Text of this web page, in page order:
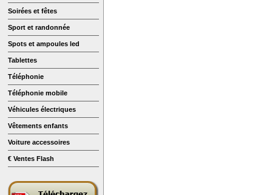
Soirées et fêtes
Sport et randonnée
Spots et ampoules led
Tablettes
Téléphonie
Téléphonie mobile
Véhicules électriques
Vêtements enfants
Voiture accessoires
€ Ventes Flash